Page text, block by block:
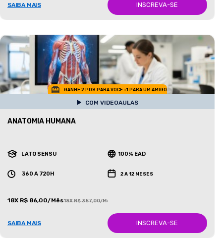
SAIBA MAIS INSCREVA-SE
GANHE 2 POS PARA VOCE +1 PARA UM AMIGO
COM VIDEOAULAS
ANATOMIA HUMANA
LATO SENSU 100% EAD
360 A 720H 2 A 12 MESES
18X R$ 86,00/Mês18X R$ 387,00/Mês
SAIBA MAIS INSCREVA-SE